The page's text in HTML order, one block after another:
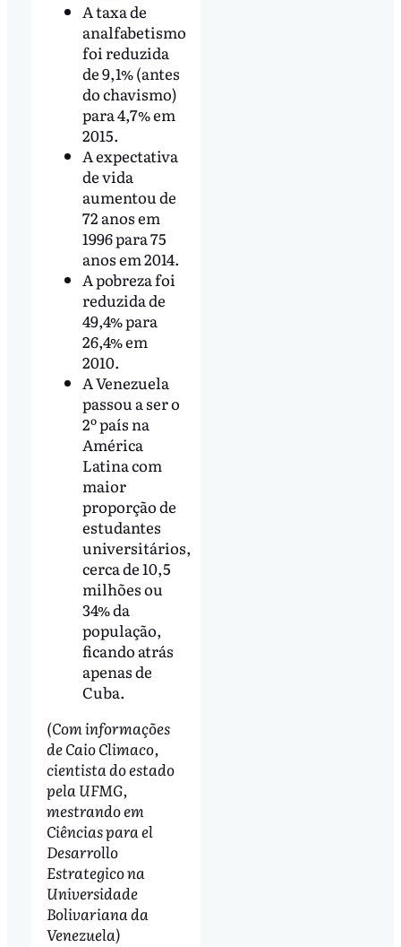
A taxa de
analfabetismo
foi reduzida
de 9,1% (antes
do chavismo)
para 4,7% em
2015.
A expectativa
de vida
aumentou de
72 anos em
1996 para 75
anos em 2014.
A pobreza foi
reduzida de
49,4% para
26,4% em
2010.
A Venezuela
passou a ser o
2º país na
América
Latina com
maior
proporção de
estudantes
universitários,
cerca de 10,5
milhões ou
34% da
população,
ficando atrás
apenas de
Cuba.
(Com informações
de Caio Climaco,
cientista do estado
pela UFMG,
mestrando em
Ciências para el
Desarrollo
Estrategico na
Universidade
Bolivariana da
Venezuela)